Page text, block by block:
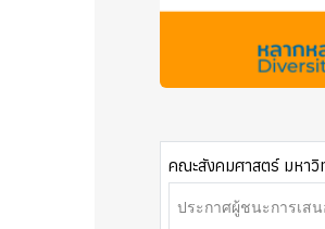
คณะสังคมศาสตร์ มหาวิ
ประกาศผู้ชนะการเส